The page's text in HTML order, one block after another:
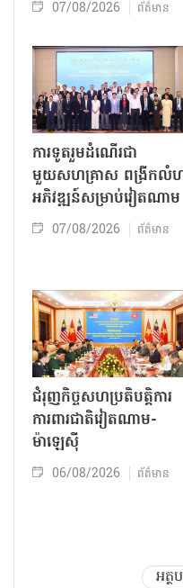
07/08/2026 ព័ត៌មាន
ការទូតរួមដំណើរជា
មួយសហគ្រាស ពង្រីកលំ
អភិវឌ្ឍន៍សម្រាប់វៀតណាម
07/08/2026 ព័ត៌មាន
ជំរុញកិច្ចសហប្រតិបត្តិការ
ការពារជាតិវៀតណាម-
ម៉ាឡេស៊ី
06/08/2026 ព័ត៌មាន
អត្ថ